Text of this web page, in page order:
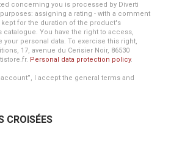
concerning you is processed by Diverti
assigning a rating - with a comment
kept for the duration of the product's
You have the right to access,
your personal data. To exercise this right,
17, avenue du Cerisier Noir, 86530
Personal data protection policy.
I accept the general terms and
CROISÉES